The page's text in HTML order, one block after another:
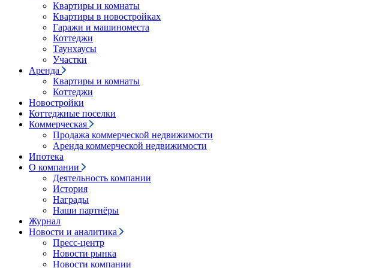
Квартиры и комнаты
Квартиры в новостройках
Гаражи и машиноместа
Коттеджи
Таунхаусы
Участки
Аренда
Квартиры и комнаты
Коттеджи
Новостройки
Коттеджные поселки
Коммерческая
Продажа коммерческой недвижимости
Аренда коммерческой недвижимости
Ипотека
О компании
Деятельность компании
История
Награды
Наши партнёры
Журнал
Новости и аналитика
Пресс-центр
Новости рынка
Новости компании